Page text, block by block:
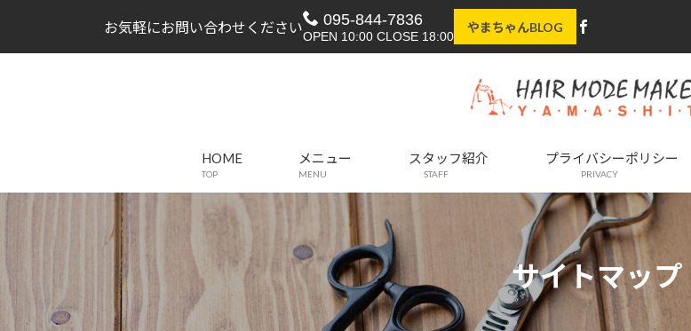
テ
プ
ゲ
動
お気軽にお問い合わせください 095-844-7836
OPEN 10:00 CLOSE 18:00
やまちゃんBLOG
HOME
TOP
メニュー
MENU
スタッフ紹介
STAFF
プライバシーポリシー
PRIVACY
サイトマップ